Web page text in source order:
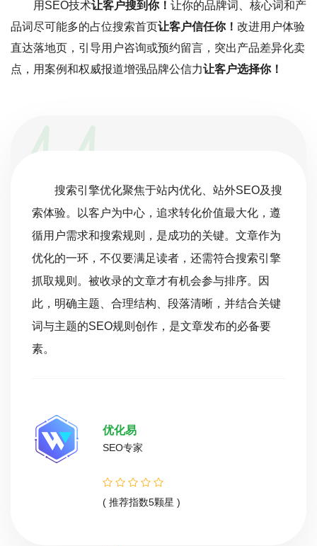
用SEO技术让客户搜到你！ 让你的品牌词、核心词和产
品词尽可能多的占位搜索首页让客户信任你！ 改进用户体验
直达落地页，引导用户咨询或预约留言，突出产品差异化卖
点，用案例和权威报道增强品牌公信力让客户选择你！
搜索引擎优化聚焦于站内优化、站外SEO及搜
索体验。以客户为中心，追求转化价值最大化，遵
循用户需求和搜索规则，是成功的关键。文章作为
优化的一环，不仅要满足读者，还需符合搜索引擎
抓取规则。被收录的文章才有机会参与排序。因
此，明确主题、合理结构、段落清晰，并结合关键
词与主题的SEO规则创作，是文章发布的必备要
素。
优化易
SEO专家
( 推荐指数5颗星 )